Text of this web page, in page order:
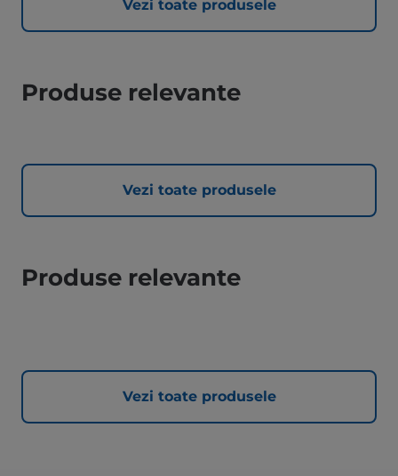
Vezi toate produsele
Produse relevante
Vezi toate produsele
Produse relevante
Vezi toate produsele